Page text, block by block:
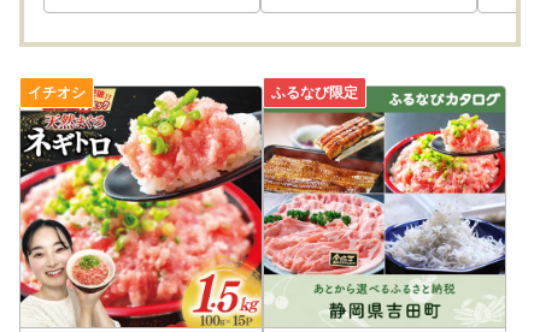
ざいます。
・返礼品に不具合がある場合、お受け取り後、早急にご連絡
ください。経過しすぎると対応できません。
・カラーやサイズ、種類などを選択する返礼品について、ご
希望がある場合は必ず備考欄に記入いただきますようお願い
いたします。
・返礼品の送付は、吉田町外にお住まいの方に限らせていた
だきます。
★個人情報について
吉田町ふるさと納税事業の範囲内で各種委託業者に情報提供